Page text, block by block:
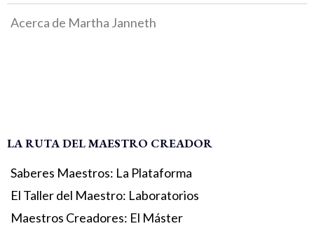
Acerca de Martha Janneth
LA RUTA DEL MAESTRO CREADOR
Saberes Maestros: La Plataforma
El Taller del Maestro: Laboratorios
Maestros Creadores: El Máster